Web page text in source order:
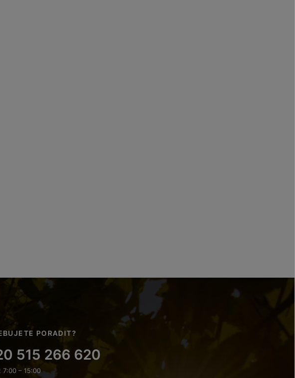
PORADIT?
515 266 620
7:00 – 15:00